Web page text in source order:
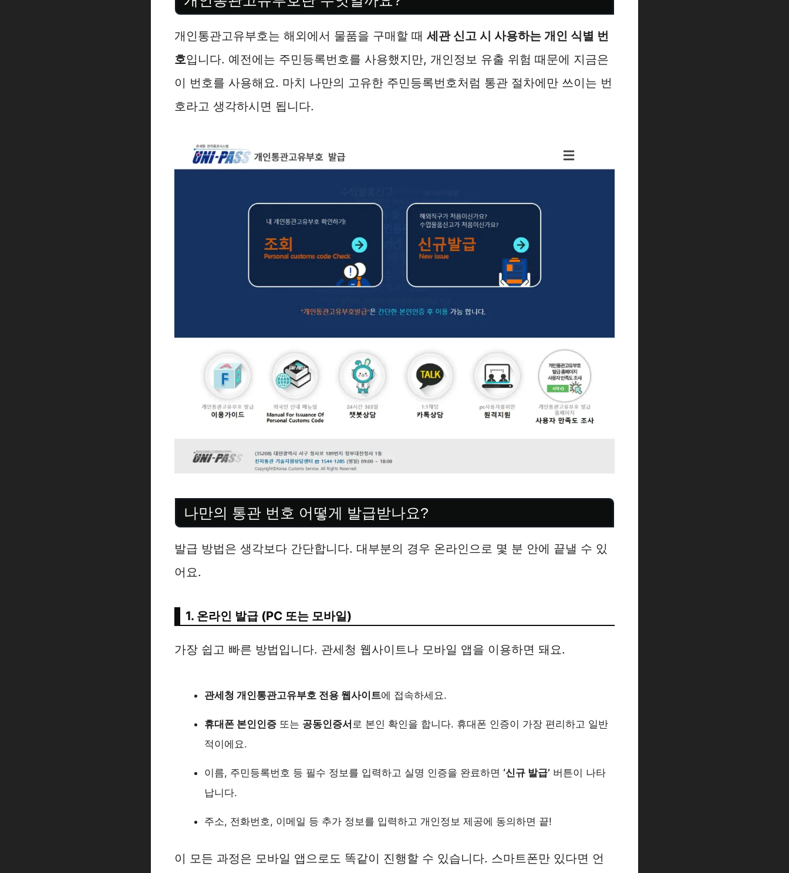
개인통관고유부호는 해외에서 물품을 구매할 때 세관 신고 시 사용하는 개인 식별 번
호입니다. 예전에는 주민등록번호를 사용했지만, 개인정보 유출 위험 때문에 지금은
이 번호를 사용해요. 마치 나만의 고유한 주민등록번호처럼 통관 절차에만 쓰이는 번
호라고 생각하시면 됩니다.
나만의 통관 번호 어떻게 발급받나요?
발급 방법은 생각보다 간단합니다. 대부분의 경우 온라인으로 몇 분 안에 끝낼 수 있
어요.
1. 온라인 발급 (PC 또는 모바일)
가장 쉽고 빠른 방법입니다. 관세청 웹사이트나 모바일 앱을 이용하면 돼요.
관세청 개인통관고유부호 전용 웹사이트에 접속하세요.
휴대폰 본인인증 또는 공동인증서 로 본인 확인을 합니다. 휴대폰 인증이 가장 편리하고 일반
적이에요.
이름, 주민등록번호 등 필수 정보를 입력하고 실명 인증을 완료하면 ‘신규 발급’ 버튼이 나타
납니다.
주소, 전화번호, 이메일 등 추가 정보를 입력하고 개인정보 제공에 동의하면 끝!
이 모든 과정은 모바일 앱으로도 똑같이 진행할 수 있습니다. 스마트폰만 있다면 언